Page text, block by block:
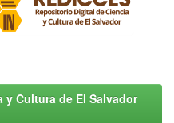
Cultura de El Salvador